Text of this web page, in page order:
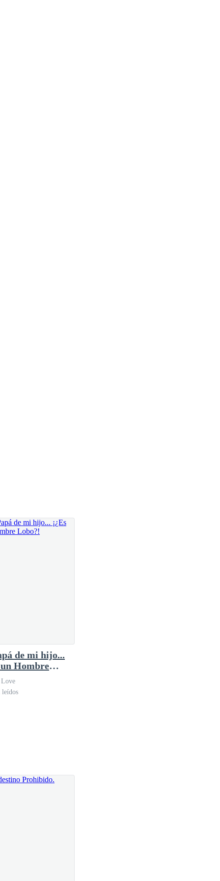
ella buscó rápidamente su identificación donde
modernos.
Se levantó serio.
¿no?
la agarraría del brazo y la arrastraría. Como si le
dejarla a ella tan paralizada que había mantenido
de golpe del asiento.
había revolcado y la había anudado.
Sin olor, sin feromonas, pero entonces que era
ella que todo a su alrededor comenzó a
de mi hijo...
un Hombre
leídos